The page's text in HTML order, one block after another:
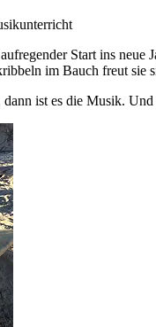
Start ins
im Bauch freut sie
ist es die Musik.